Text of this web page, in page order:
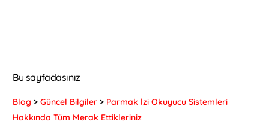
Bu sayfadasınız
Blog >Güncel Bilgiler > Parmak İzi Okuyucu Sistemleri
Hakkında Tüm Merak Ettikleriniz